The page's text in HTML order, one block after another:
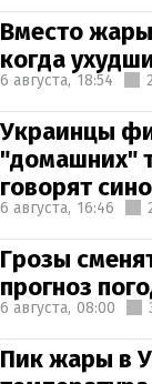
Вместо
когда
6 августа, 18:54
Украинцы
"домашних"
говорят
6 августа, 16:46
Грозы
прогноз
6 августа, 08:00
Пик жары в